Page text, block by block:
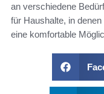
an verschiedene
für Haushalte, in
eine komfortable